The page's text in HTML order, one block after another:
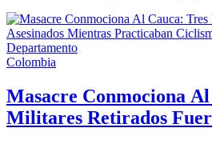
Colombia
Masacre Conmociona
Militares Retirados